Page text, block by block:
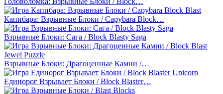
Капибара: Взрывные Блоки / Capybara Block…
Взрывные Блоки: Сага / Block Blasty Saga
Взрывные Блоки: Драгоценные Камни /…
Единорог Взрывает Блоки / Block Blaster…